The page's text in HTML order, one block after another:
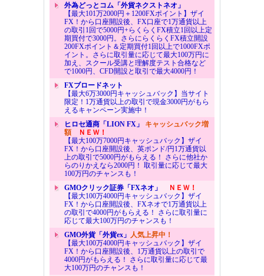
外為どっとコム「外貨ネクストネオ」
【最大101万2000円＋1200FXポイント】ザイ
FX！から口座開設後、FX口座で1万通貨以上
の取引1回で5000円+らくらくFX積立1回以上定
期買付で3000円。さらにらくらくFX積立開設
200FXポイント＆定期買付1回以上で1000FXポ
イント。さらに取引量に応じて最大100万円に
加え、スクール受講と理解度テスト合格など
で1000円、CFD開設と取引で最大4000円！
FXブロードネット
【最大6万3000円キャッシュバック】当サイト
限定！1万通貨以上の取引で現金3000円がもら
えるキャンペーン実施中！
ヒロセ通商「LION FX」 キャッシュバック増
額ＮＥＷ！
【最大100万7000円キャッシュバック】ザイ
FX！から口座開設後、英ポンド/円1万通貨以
上の取引で5000円がもらえる！ さらに他社か
らのりかえなら2000円！ 取引量に応じて最大
100万円のチャンスも！
GMOクリック証券「FXネオ」
ＮＥＷ！
【最大100万4000円キャッシュバック】ザイ
FX！から口座開設後、FXネオで1万通貨以上
の取引で4000円がもらえる！ さらに取引量に
応じて最大100万円のチャンスも！
GMO外貨「外貨ex」 人気上昇中！
【最大100万4000円キャッシュバック】ザイ
FX！から口座開設後、1万通貨以上の取引で
4000円がもらえる！ さらに取引量に応じて最
大100万円のチャンスも！